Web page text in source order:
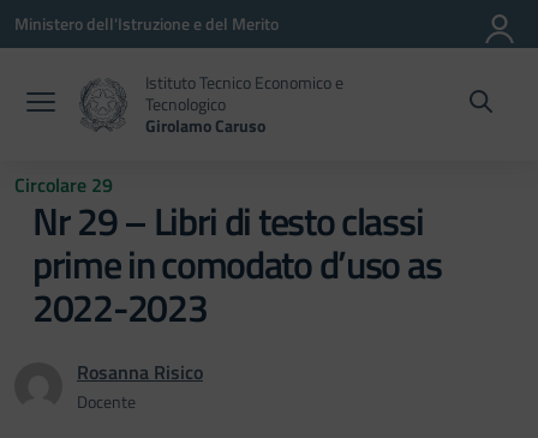
Vai ai contenuti
Vai al menu di navigazione
Vai al footer
Ministero dell'Istruzione e del Merito
Istituto Tecnico Economico e
Tecnologico
Girolamo Caruso
Circolare 29
Nr 29 – Libri di testo classi
prime in comodato d’uso as
2022-2023
Rosanna Risico
Docente